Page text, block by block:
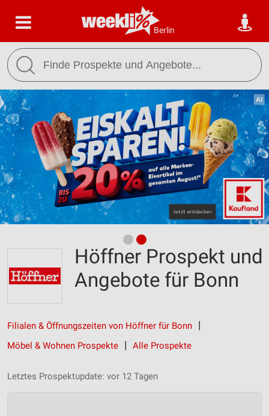
Berlin
Höffner Prospekt und
Angebote für Bonn
Filialen & Öffnungszeiten von Höffner für Bonn
Möbel & Wohnen Prospekte
Alle Prospekte
Letztes Prospektupdate: vor 12 Tagen